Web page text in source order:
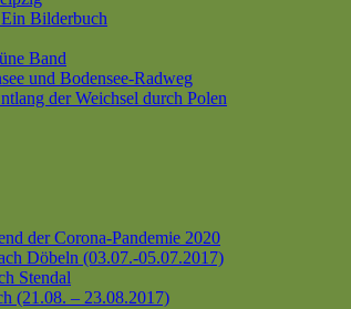
Bilderbuch
Band
und Bodensee-Radweg
der Weichsel durch Polen
der Corona-Pandemie 2020
Döbeln (03.07.-05.07.2017)
Stendal
(21.08. – 23.08.2017)